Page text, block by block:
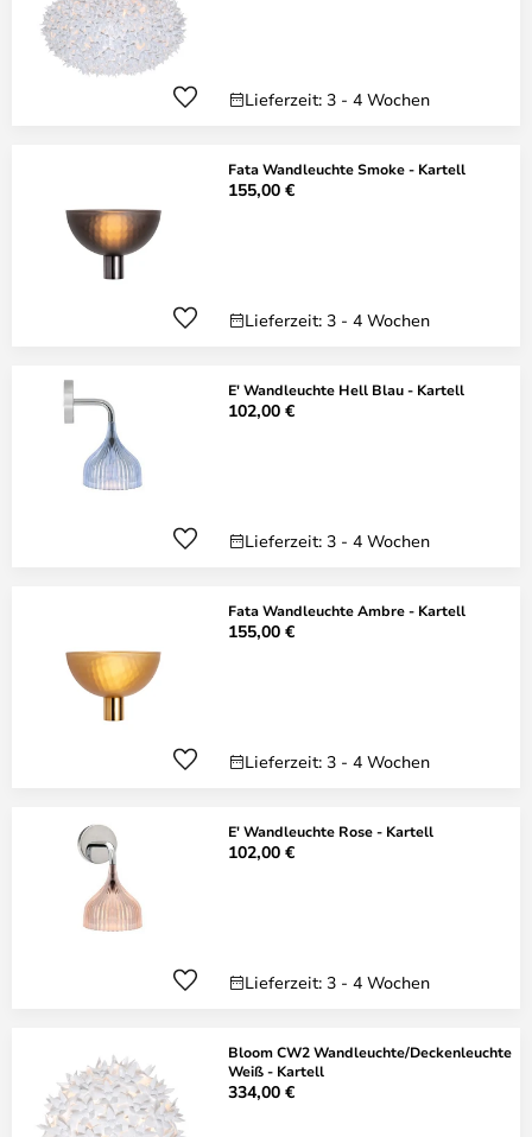
Lieferzeit: 3 - 4 Wochen
Fata Wandleuchte Smoke - Kartell
155,00 €
Lieferzeit: 3 - 4 Wochen
E' Wandleuchte Hell Blau - Kartell
102,00 €
Lieferzeit: 3 - 4 Wochen
Fata Wandleuchte Ambre - Kartell
155,00 €
Lieferzeit: 3 - 4 Wochen
E' Wandleuchte Rose - Kartell
102,00 €
Lieferzeit: 3 - 4 Wochen
Bloom CW2 Wandleuchte/Deckenleuchte
Weiß - Kartell
334,00 €